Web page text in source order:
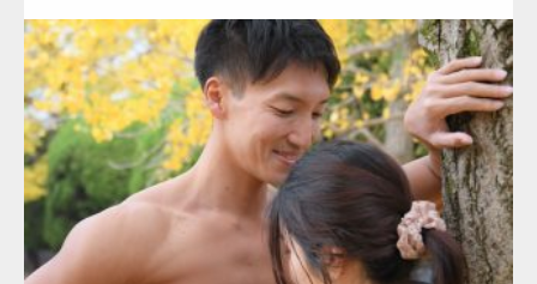
Update: 2021.07.8
Category:公園のマッチョ その他 AKIHITO(細マッチョ) 大胸筋 肩 腹
筋